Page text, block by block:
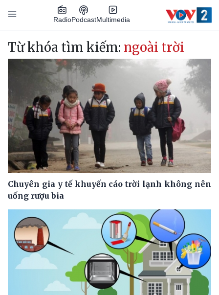
Nhảy đến nội dung
RadioPodcastMultimedia
Main navigation
Từ khóa tìm kiếm: ngoài trời
Chuyên gia y tế khuyến cáo trời lạnh không nên
uống rượu bia